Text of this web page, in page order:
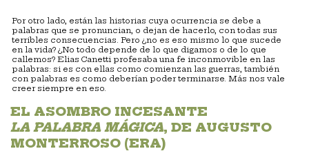
Por otro lado, están las historias cuya ocurrencia se debe a
palabras que se pronuncian, o dejan de hacerlo, con todas sus
terribles consecuencias. Pero ¿no es eso mismo lo que sucede
en la vida? ¿No todo depende de lo que digamos o de lo que
callemos? Elias Canetti profesaba una fe inconmovible en las
palabras: si es con ellas como comienzan las guerras, también
con palabras es como deberían poder terminarse. Más nos vale
creer siempre en eso.
EL ASOMBRO INCESANTE
LA PALABRA MÁGICA, DE AUGUSTO
MONTERROSO (ERA)